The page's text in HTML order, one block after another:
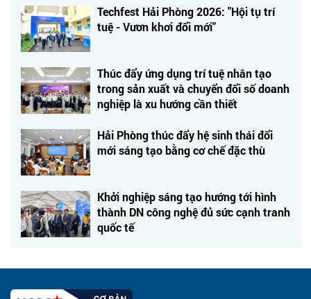
Techfest Hải Phòng 2026: "Hội tụ trí
tuệ - Vươn khơi đổi mới"
Thúc đẩy ứng dụng trí tuệ nhân tạo
trong sản xuất và chuyển đổi số doanh
nghiệp là xu hướng cần thiết
Hải Phòng thúc đẩy hệ sinh thái đổi
mới sáng tạo bằng cơ chế đặc thù
Khởi nghiệp sáng tạo hướng tới hình
thành DN công nghệ đủ sức cạnh tranh
quốc tế